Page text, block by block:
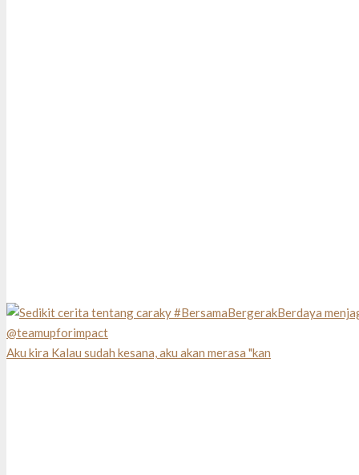
Aku kira Kalau sudah kesana, aku akan merasa "kan